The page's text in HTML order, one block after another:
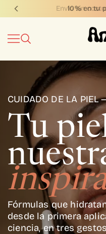
IR AL CONTENIDO10% en tu
CUIDADO DE LA PIEL
Tu
Fórmulas que
desde la primera
ciencia, en tres